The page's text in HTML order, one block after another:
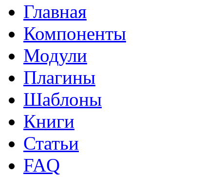
Главная
Компоненты
Модули
Плагины
Шаблоны
Книги
Статьи
FAQ